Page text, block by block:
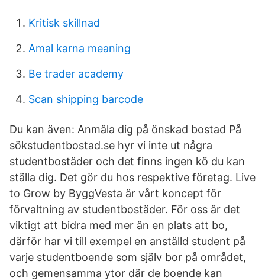
Kritisk skillnad
Amal karna meaning
Be trader academy
Scan shipping barcode
Du kan även: Anmäla dig på önskad bostad På
sökstudentbostad.se hyr vi inte ut några
studentbostäder och det finns ingen kö du kan
ställa dig. Det gör du hos respektive företag. Live
to Grow by ByggVesta är vårt koncept för
förvaltning av studentbostäder. För oss är det
viktigt att bidra med mer än en plats att bo,
därför har vi till exempel en anställd student på
varje studentboende som själv bor på området,
och gemensamma ytor där de boende kan